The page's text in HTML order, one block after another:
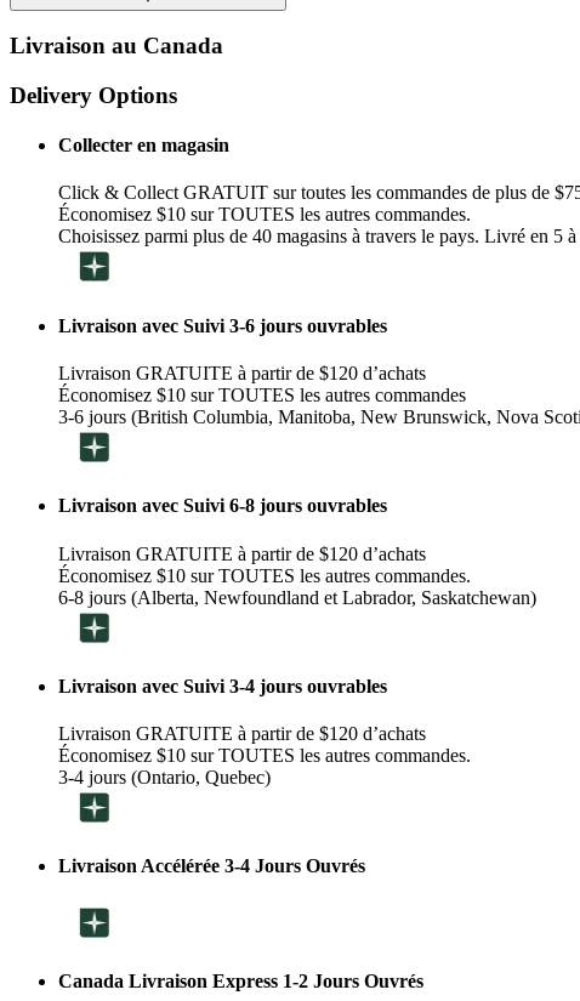
Livraison au Canada
Delivery Options
Collecter en magasin
Click & Collect GRATUIT sur toutes les commandes de plus de
Économisez $10 sur TOUTES les autres commandes.
Choisissez parmi plus de 40 magasins à travers le pays. Livré en 5
Livraison avec Suivi 3-6 jours ouvrables
Livraison GRATUITE à partir de $120 d’achats
Économisez $10 sur TOUTES les autres commandes
3-6 jours (British Columbia, Manitoba, New Brunswick, Nova
Livraison avec Suivi 6-8 jours ouvrables
Livraison GRATUITE à partir de $120 d’achats
Économisez $10 sur TOUTES les autres commandes.
6-8 jours (Alberta, Newfoundland et Labrador, Saskatchewan)
Livraison avec Suivi 3-4 jours ouvrables
Livraison GRATUITE à partir de $120 d’achats
Économisez $10 sur TOUTES les autres commandes.
3-4 jours (Ontario, Quebec)
Livraison Accélérée 3-4 Jours Ouvrés
Canada Livraison Express 1-2 Jours Ouvrés